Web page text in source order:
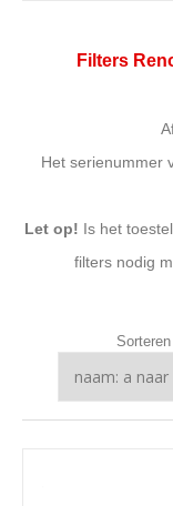
Filters
Het serienummer
Let op! Is het
filters nodig